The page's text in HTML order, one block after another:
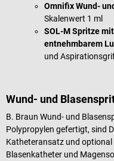
Omnifix Wund-
Skalenwert 1 ml
SOL-M Spritze
entnehmbarem
und
Wund- und
B. Braun Wund- und
Polypropylen gefertigt, sind
Katheteransatz und
Blasenkatheter und